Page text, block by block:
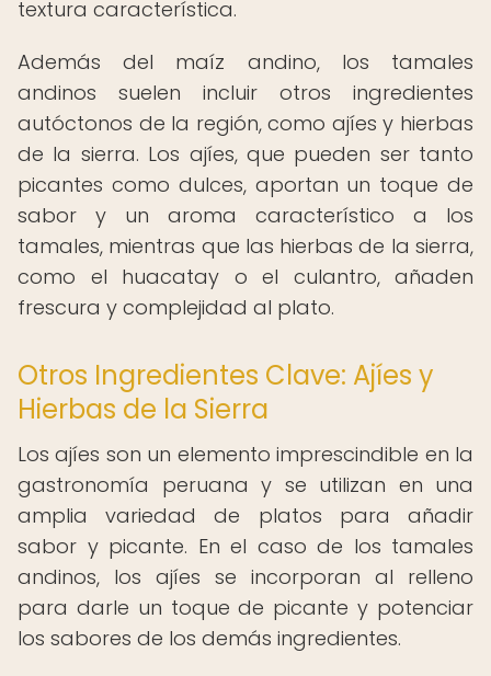
textura característica.
Además del maíz andino, los tamales
andinos suelen incluir otros ingredientes
autóctonos de la región, como ajíes y hierbas
de la sierra. Los ajíes, que pueden ser tanto
picantes como dulces, aportan un toque de
sabor y un aroma característico a los
tamales, mientras que las hierbas de la sierra,
como el huacatay o el culantro, añaden
frescura y complejidad al plato.
Otros Ingredientes Clave: Ajíes y
Hierbas de la Sierra
Los ajíes son un elemento imprescindible en la
gastronomía peruana y se utilizan en una
amplia variedad de platos para añadir
sabor y picante. En el caso de los tamales
andinos, los ajíes se incorporan al relleno
para darle un toque de picante y potenciar
los sabores de los demás ingredientes.